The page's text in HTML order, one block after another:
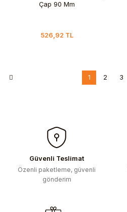
Çap 90 Mm
526,92 TL
1 2 3
Güvenli Teslimat
Özenli paketleme, güvenli
gönderim